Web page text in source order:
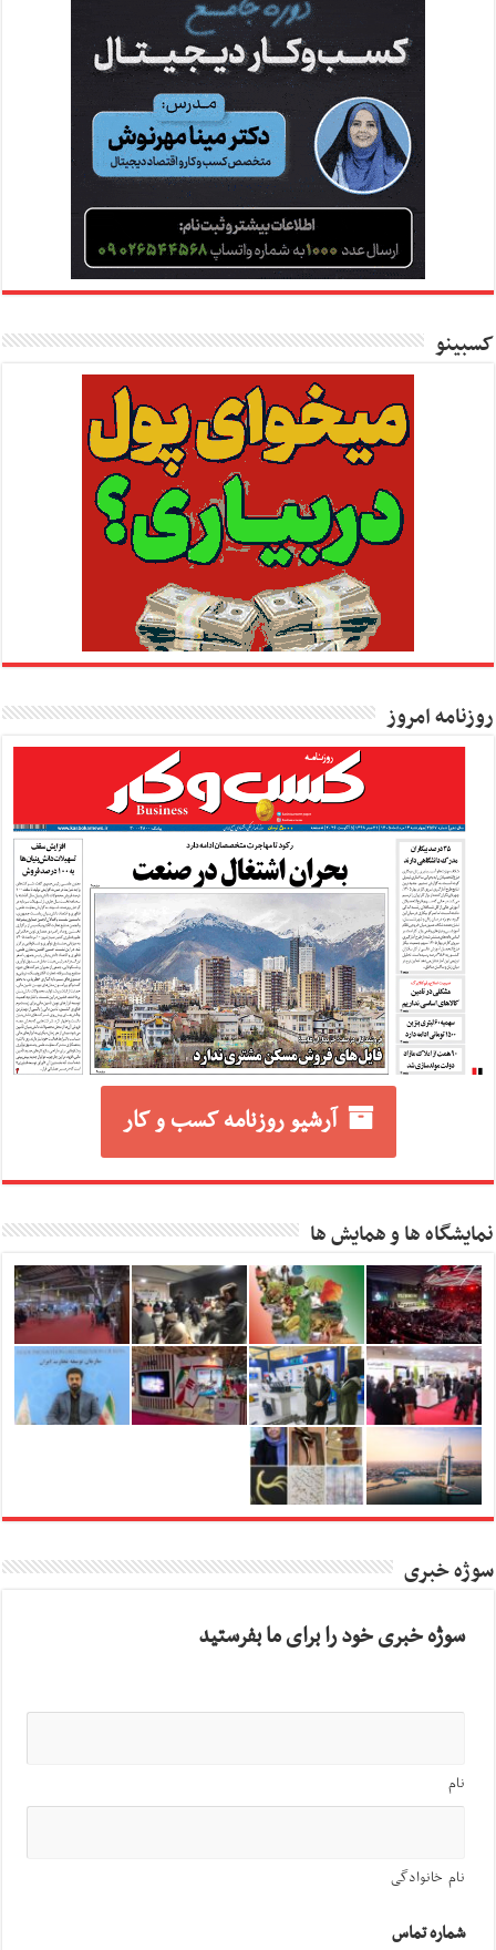
کسبینو
روزنامه امروز
آرشیو روزنامه کسب و کار
نمایشگاه ها و همایش ها
سوژه خبری
سوژه خبری خود را برای ما بفرستید
نام
نام خانوادگی
شماره تماس